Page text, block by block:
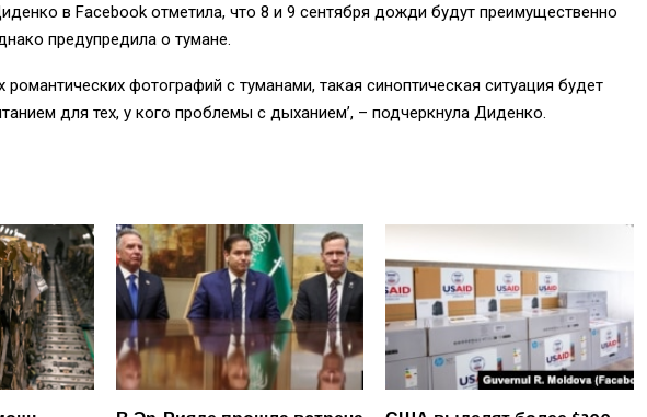
в Facebook отметила, что 8 и 9 сентября дожди будут преимущественно
предупредила о тумане.
фотографий с туманами, такая синоптическая ситуация будет
для тех, у кого проблемы с дыханием’, – подчеркнула Диденко.